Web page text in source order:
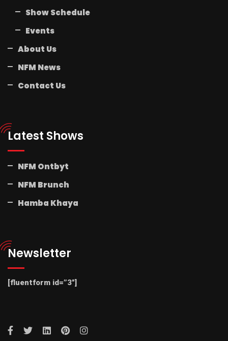
Show Schedule
Events
About Us
NFM News
Contact Us
Latest Shows
NFM Ontbyt
NFM Brunch
Hamba Khaya
Newsletter
[fluentform id=”3″]